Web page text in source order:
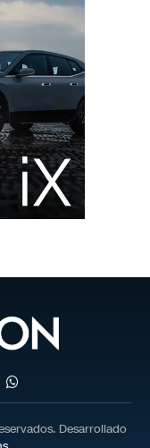
WhatsApp
Desarrollado